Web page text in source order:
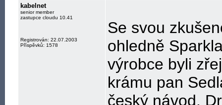
kabelnet
senior member
zastupce cloudu 10.41
Registrován: 22.07.2003
Příspěvků: 1578
Se svou
ohledně
výrobce byli
krámu pan
český návod.